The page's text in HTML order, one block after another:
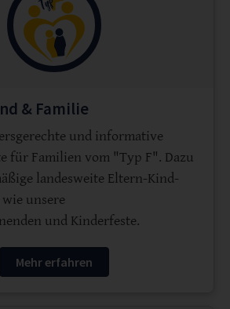
& Familie
und informative
für Familien vom "Typ F". Dazu
landesweite Eltern-Kind-
unsere
und Kinderfeste.
Mehr erfahren